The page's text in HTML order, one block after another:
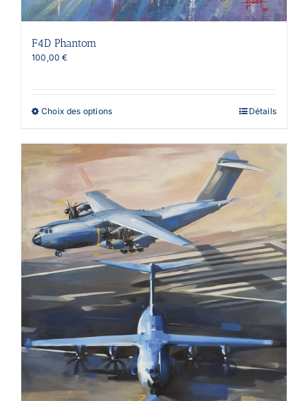
F4D Phantom
100,00€
Choix des optionsCe
plusieurs
variations.
être
choisies
sur
la
page
du
produit
Détails